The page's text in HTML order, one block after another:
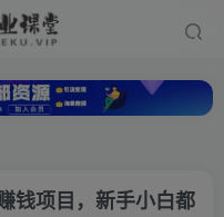
钱项目，新手小白都